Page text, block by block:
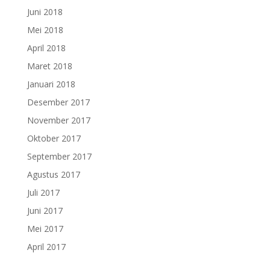
Juni 2018
Mei 2018
April 2018
Maret 2018
Januari 2018
Desember 2017
November 2017
Oktober 2017
September 2017
Agustus 2017
Juli 2017
Juni 2017
Mei 2017
April 2017